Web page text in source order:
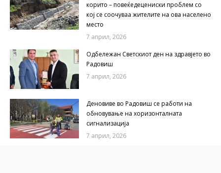
корито – повеќедецениски проблем со
кој се соочуваа жителите на ова населено
место
7 април, 2026
Одбележан Светскиот ден на здравјето во
Радовиш
7 април, 2026
Деновиве во Радовиш се работи на
обновување на хоризонталната
сигнализација
7 април, 2026